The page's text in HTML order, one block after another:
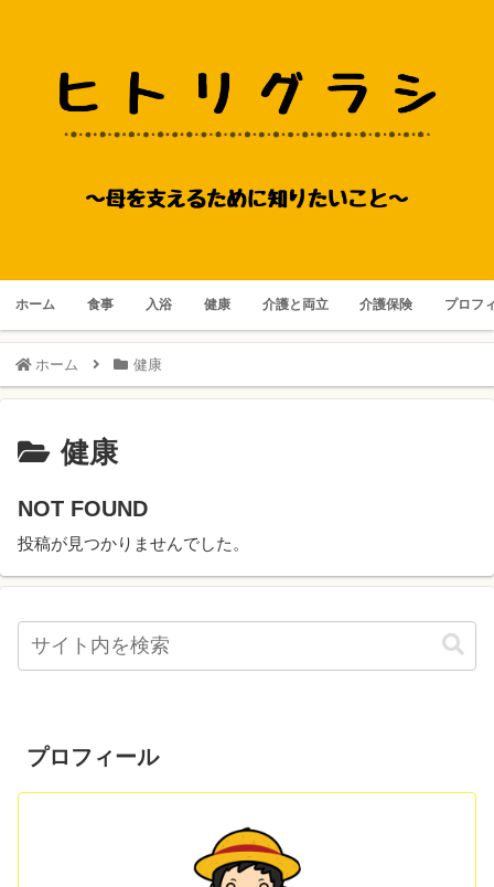
ホーム 食事 入浴 健康 介護と両立 介護保険 プロフ
ホーム 健康
健康
NOT FOUND
投稿が見つかりませんでした。
プロフィール